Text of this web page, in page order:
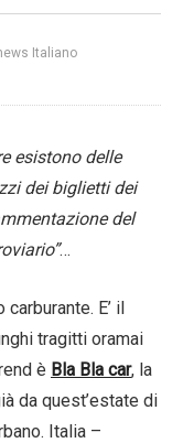
Italiano
esistono delle
dei biglietti dei
del
…
E’ il
tragitti oramai
è Bla Bla car, la
da quest’estate di
Italia –